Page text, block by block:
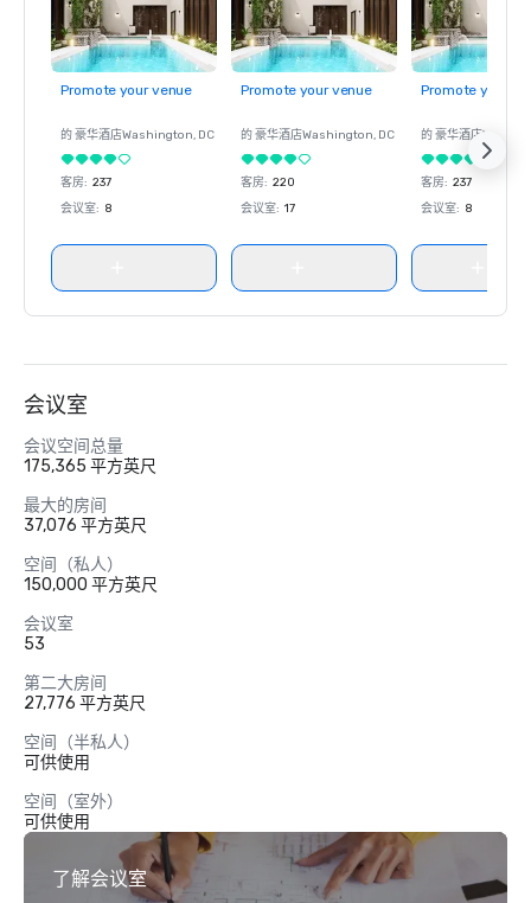
Promote your venue
的 豪华酒店Washington, DC
客房: 237
会议室: 8
Promote your venue
的 豪华酒店Washington, DC
客房: 220
会议室: 17
Promote your
的 豪华酒店
客房: 237
会议室: 8
会议室
会议空间总量
175,365 平方英尺
最大的房间
37,076 平方英尺
空间（私人）
150,000 平方英尺
会议室
53
第二大房间
27,776 平方英尺
空间（半私人）
可供使用
空间（室外）
可供使用
了解会议室